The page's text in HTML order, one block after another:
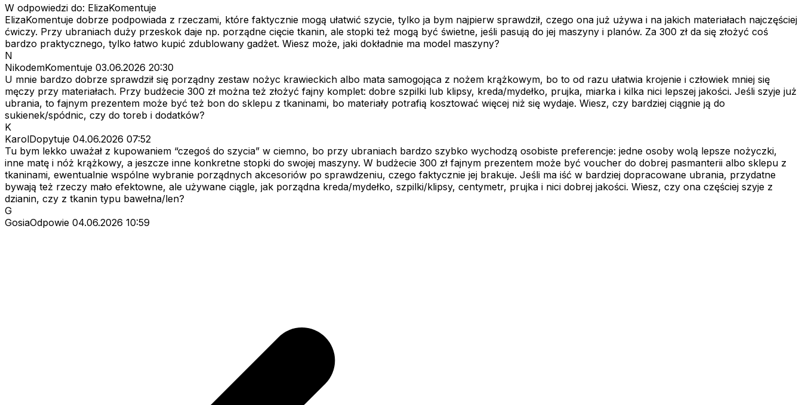
W odpowiedzi do: ElizaKomentuje
ElizaKomentuje dobrze podpowiada z rzeczami, które faktycznie mogą ułatwić szycie, tylko ja bym najpierw sprawdził, czego ona już używa i na jakich materiałach najczęściej
ćwiczy. Przy ubraniach duży przeskok daje np. porządne cięcie tkanin, ale stopki też mogą być świetne, jeśli pasują do jej maszyny i planów. Za 300 zł da się złożyć coś
bardzo praktycznego, tylko łatwo kupić zdublowany gadżet. Wiesz może, jaki dokładnie ma model maszyny?
N
NikodemKomentuje 03.06.2026 20:30
U mnie bardzo dobrze sprawdził się porządny zestaw nożyc krawieckich albo mata samogojąca z nożem krążkowym, bo to od razu ułatwia krojenie i człowiek mniej się
męczy przy materiałach. Przy budżecie 300 zł można też złożyć fajny komplet: dobre szpilki lub klipsy, kreda/mydełko, prujka, miarka i kilka nici lepszej jakości. Jeśli szyje już
ubrania, to fajnym prezentem może być też bon do sklepu z tkaninami, bo materiały potrafią kosztować więcej niż się wydaje. Wiesz, czy bardziej ciągnie ją do
sukienek/spódnic, czy do toreb i dodatków?
K
KarolDopytuje 04.06.2026 07:52
Tu bym lekko uważał z kupowaniem “czegoś do szycia” w ciemno, bo przy ubraniach bardzo szybko wychodzą osobiste preferencje: jedne osoby wolą lepsze nożyczki,
inne matę i nóż krążkowy, a jeszcze inne konkretne stopki do swojej maszyny. W budżecie 300 zł fajnym prezentem może być voucher do dobrej pasmanterii albo sklepu z
tkaninami, ewentualnie wspólne wybranie porządnych akcesoriów po sprawdzeniu, czego faktycznie jej brakuje. Jeśli ma iść w bardziej dopracowane ubrania, przydatne
bywają też rzeczy mało efektowne, ale używane ciągle, jak porządna kreda/mydełko, szpilki/klipsy, centymetr, prujka i nici dobrej jakości. Wiesz, czy ona częściej szyje z
dzianin, czy z tkanin typu bawełna/len?
G
GosiaOdpowie 04.06.2026 10:59